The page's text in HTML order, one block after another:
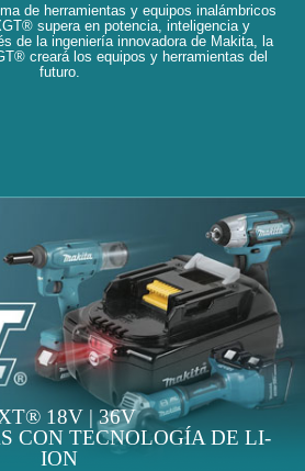
de herramientas y equipos inalámbricos
supera en potencia, inteligencia y
de la ingeniería innovadora de Makita, la
creará los equipos y herramientas del
futuro.
18V | 36V
CON TECNOLOGÍA DE LI-
ION